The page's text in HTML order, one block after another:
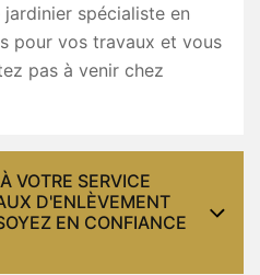
spécialiste en
pour vos travaux et vous
pas à venir chez
VOTRE SERVICE
D'ENLÈVEMENT
EN CONFIANCE